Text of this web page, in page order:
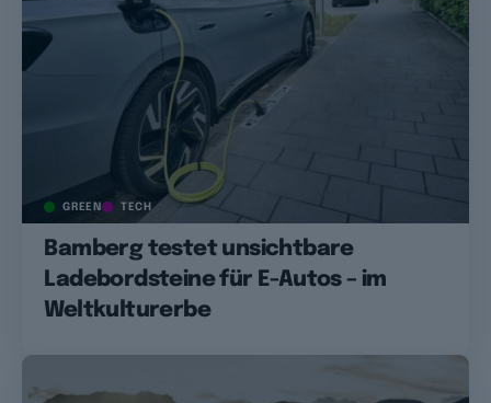
GREEN TECH
Bamberg testet unsichtbare
Ladebordsteine für E-Autos – im
Weltkulturerbe